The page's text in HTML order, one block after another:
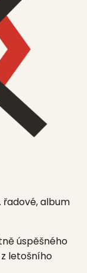
řadové, album
úspěšného
z letošního